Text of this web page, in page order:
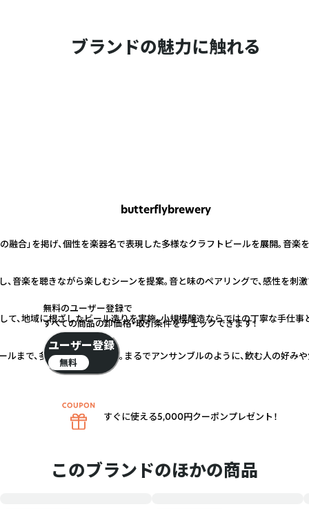
ブランドの魅力に触れる
butterflybrewery
融合」を掲げ、個性を楽器名で表現した多様なクラフトビールを展開。音
音楽を聴きながら楽しむシーンを提案。音と味のペアリングで、感性を刺
、地域に根ざしたビール造りを実施。小規模醸造ならではの丁寧な手仕事
まで、多彩な味わいを展開。まるでアンサンブルのように、飲む人の好み
このブランドのほかの商品
無料のユーザー登録で
すべての商品の卸価格・取引条件をチェックできます！
ユーザー登録
無料
すぐに使える5,000円クーポンプレゼント！